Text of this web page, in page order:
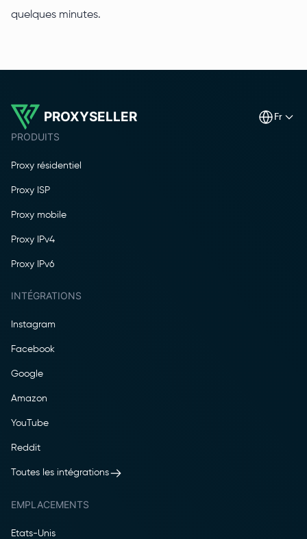
quelques minutes.
PROXYSELLER fr
PRODUITS
Proxy résidentiel
Proxy ISP
Proxy mobile
Proxy IPv4
Proxy IPv6
INTÉGRATIONS
Instagram
Facebook
Google
Amazon
YouTube
Reddit
Toutes les intégrations
EMPLACEMENTS
Etats-Unis